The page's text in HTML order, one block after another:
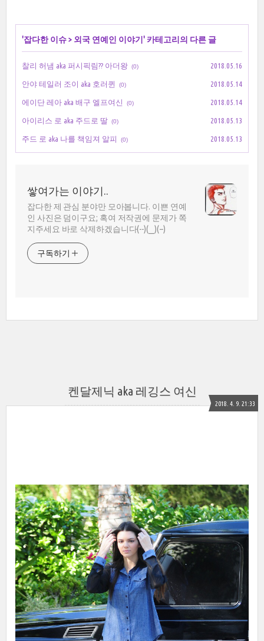
'잡다한 이슈> 외국 연예인 이야기 ' 카테고리의 다른 글
찰리 허냄 aka 퍼시픽림?? 아더왕 (0) 2018.05.16
안야 테일러 조이 aka 호러퀸 (0) 2018.05.14
에이단 레아 aka 배구 엘프여신 (0) 2018.05.14
아이리스 로 aka 주드로 딸 (0) 2018.05.13
주드 로 aka 나를 책임져 알피 (0) 2018.05.13
쌓여가는 이야기..
잡다한 제 관심 분야만 모아봅니다. 이쁜 연예
인 사진은 덤이구요; 혹여 저작권에 문제가 쪽
지주세요 바로 삭제하겠습니다(--)(__)(--)
구독하기
켄달제닉 aka 레깅스 여신
2018. 4. 9. 21:33